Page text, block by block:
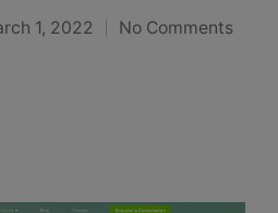
1, 2022 No Comments